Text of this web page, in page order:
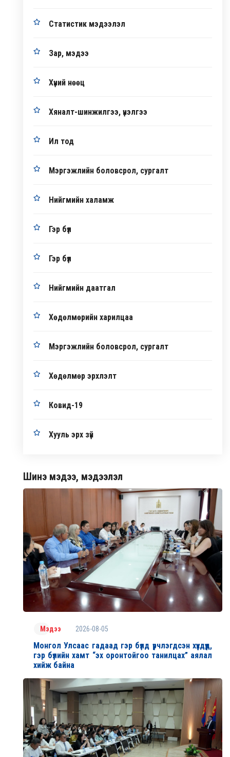
Статистик мэдээлэл
Зар, мэдээ
Хүний нөөц
Хяналт-шинжилгээ, үнэлгээ
Ил тод
Мэргэжлийн боловсрол, сургалт
Нийгмийн халамж
Гэр бүл
Гэр бүл
Нийгмийн даатгал
Хөдөлмөрийн харилцаа
Мэргэжлийн боловсрол, сургалт
Хөдөлмөр эрхлэлт
Ковид-19
Хууль эрх зүй
Шинэ мэдээ, мэдээлэл
Мэдээ 2026-08-05
Монгол Улсаас гадаад гэр бүлд үрчлэгдсэн хүүхдүүд,
гэр бүлийн хамт “эх оронтойгоо танилцах” аялал
хийж байна